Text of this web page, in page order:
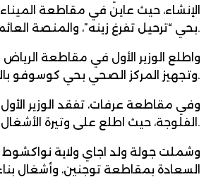
بحي “ترحيل تفرغ زينه”، والمنصة العائمة على مستوى الميناء، وشبكة الطرق بالمقاطعة.
واطلع الوزير الأول في مقاطعة
وتجهيز المركز الصحي بحي كوسوفو بالكيلومتر 7.
وفي مقاطعة عرفات، تفقد الوزير
الفلوجة، حيث اطلع على وتيرة الأشغال في هذه المشاريع ومستوى التقدم فيها.